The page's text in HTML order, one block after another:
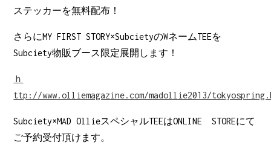
ステッカーを無料配布！
さらにMY FIRST STORY×SubcietyのWネームTEEを
Subciety物販ブース限定展開します！
ｈ
ttp://www.olliemagazine.com/madollie2013/
Subciety×MAD OllieスペシャルTEEはONLINE STOREにて
ご予約受付頂けます。